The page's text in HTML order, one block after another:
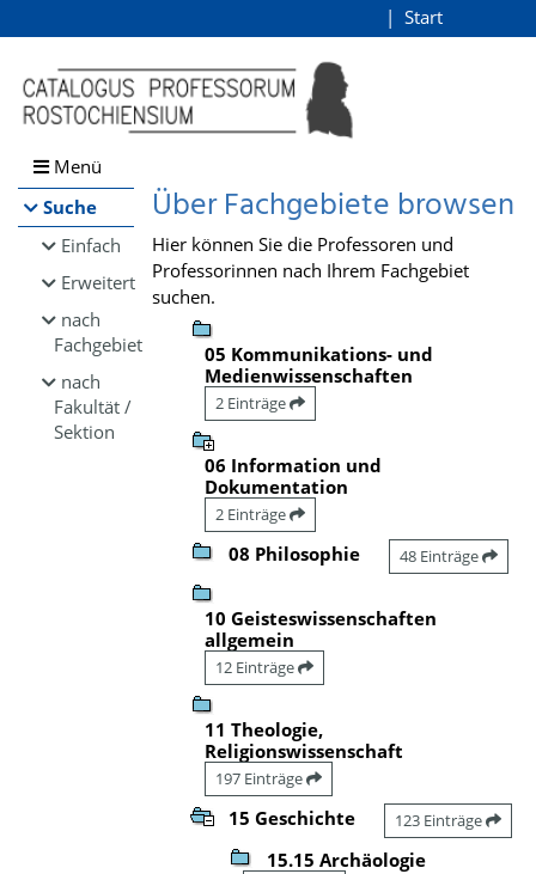
Browsen
direkt zum Inhalt
Start
Menü
Suche
Einfach
Erweitert
nach
Fachgebiet
nach
Fakultät /
Sektion
Über Fachgebiete browsen
Hier können Sie die Professoren und
Professorinnen nach Ihrem Fachgebiet
suchen.
05 Kommunikations- und
Medienwissenschaften
2 Einträge
06 Information und
Dokumentation
2 Einträge
08 Philosophie 48 Einträge
10 Geisteswissenschaften
allgemein
12 Einträge
11 Theologie,
Religionswissenschaft
197 Einträge
15 Geschichte 123 Einträge
15.15 Archäologie